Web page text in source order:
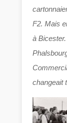
F2. Mais
à
changeait